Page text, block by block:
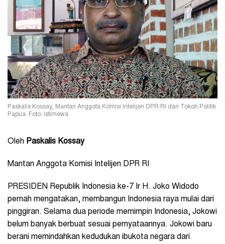
Paskalis Kossay, Mantan Anggota Komisi Intelijen DPR RI dan Tokoh Politik
Papua. Foto: Istimewa
Oleh Paskalis Kossay
Mantan Anggota Komisi Intelijen DPR RI
PRESIDEN Republik Indonesia ke-7 Ir H. Joko Widodo
pernah mengatakan, membangun Indonesia raya mulai dari
pinggiran. Selama dua periode memimpin Indonesia, Jokowi
belum banyak berbuat sesuai pernyataannya. Jokowi baru
berani memindahkan kedudukan ibukota negara dari